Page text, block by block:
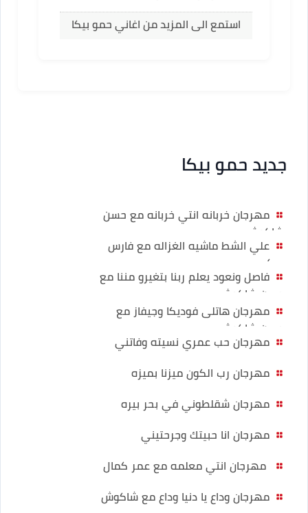
استمع الى المزيد من اغاني حمو بيكا
جديد حمو بيكا
مهرجان خربانه انتي خربانه مع حسن
شاكوش
علي الشط ماشيه الغزاله مع فارس
سكر
فاصل ونعود يعلم ربنا بتغيرو مننا مع
حسن شاكوش
مهرجان هاتلى فوديكا وجيفاز مع
حسن شاكوش
مهرجان حب عمري نسيته وفاتني
مهرجان رب الكون ميزنا بميزه
مهرجان شقلطوني في بحر بيره
مهرجان انا حبيتك وجرحتيني
مهرجان انتي معلمه مع عمر كمال
مهرجان وداع يا دنيا وداع مع شاكوش